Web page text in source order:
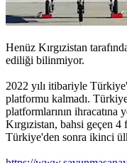
Henüz Kırgızistan
ediliği bilinmiyor.
2022 yılı itibariyle
platformu kalmadı.
platformlarının ihracatına
Kırgızistan, bahsi geçen
Türkiye'den sonra ikinci